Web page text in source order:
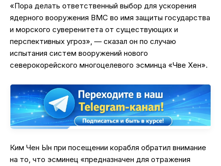
«Пора делать ответственный выбор для ускорения
ядерного вооружения ВМС во имя защиты государства
и морского суверенитета от существующих и
перспективных угроз», — сказал он по случаю
испытания систем вооружений нового
северокорейского многоцелевого эсминца «Чве Хен».
Ким Чен Ын при посещении корабля обратил внимание
на то, что эсминец «предназначен для отражения